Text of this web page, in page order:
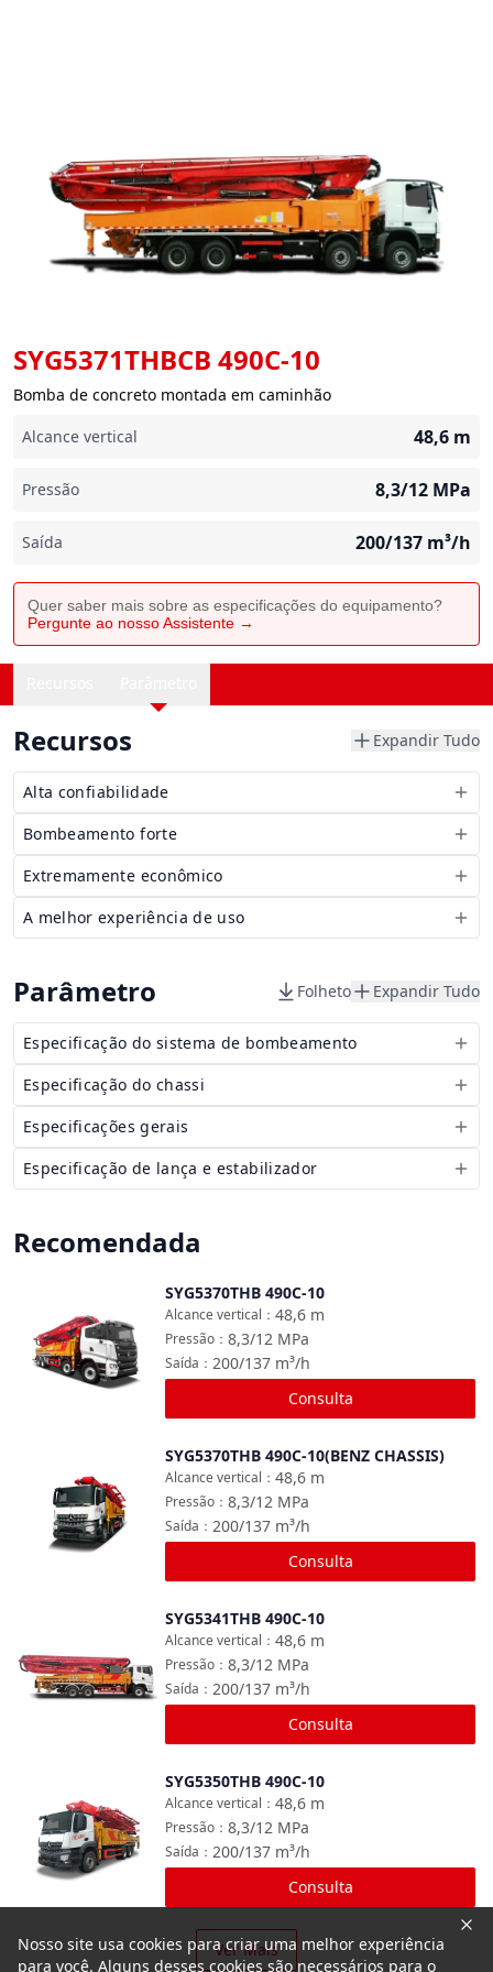
SYG5371THBCB 490C-10
Bomba de concreto montada em caminhão
Alcance vertical
48,6 m
Pressão 8,3/12 MPa
Saída 200/137 m³/h
Quer saber mais sobre as especificações do equipamento?
Pergunte ao nosso Assistente →
Recursos Expandir Tudo
Alta confiabilidade
Bombeamento forte
Extremamente econômico
A melhor experiência de uso
Parâmetro Folheto Expandir Tudo
Especificação do sistema de bombeamento
Especificação do chassi
Especificações gerais
Especificação de lança e estabilizador
Recomendada
SYG5370THB 490C-10
48,6 m
Alcance vertical ：
8,3/12 MPa
Pressão ：
200/137 m³/h
Saída ：
Consulta
SYG5370THB 490C-10(BENZ CHASSIS)
48,6 m
Alcance vertical ：
8,3/12 MPa
Pressão ：
200/137 m³/h
Saída ：
Consulta
SYG5341THB 490C-10
48,6 m
Alcance vertical ：
8,3/12 MPa
Pressão ：
200/137 m³/h
Saída ：
Consulta
SYG5350THB 490C-10
48,6 m
Alcance vertical ：
8,3/12 MPa
Pressão ：
200/137 m³/h
Saída ：
Consulta
Ver Mais
Nosso site usa cookies para criar uma melhor experiência
para você. Alguns desses cookies são necessários para o